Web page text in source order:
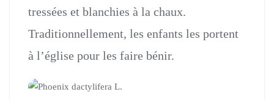
tressées et blanchies à la chaux.
Traditionnellement, les enfants les portent
à l’église pour les faire bénir.